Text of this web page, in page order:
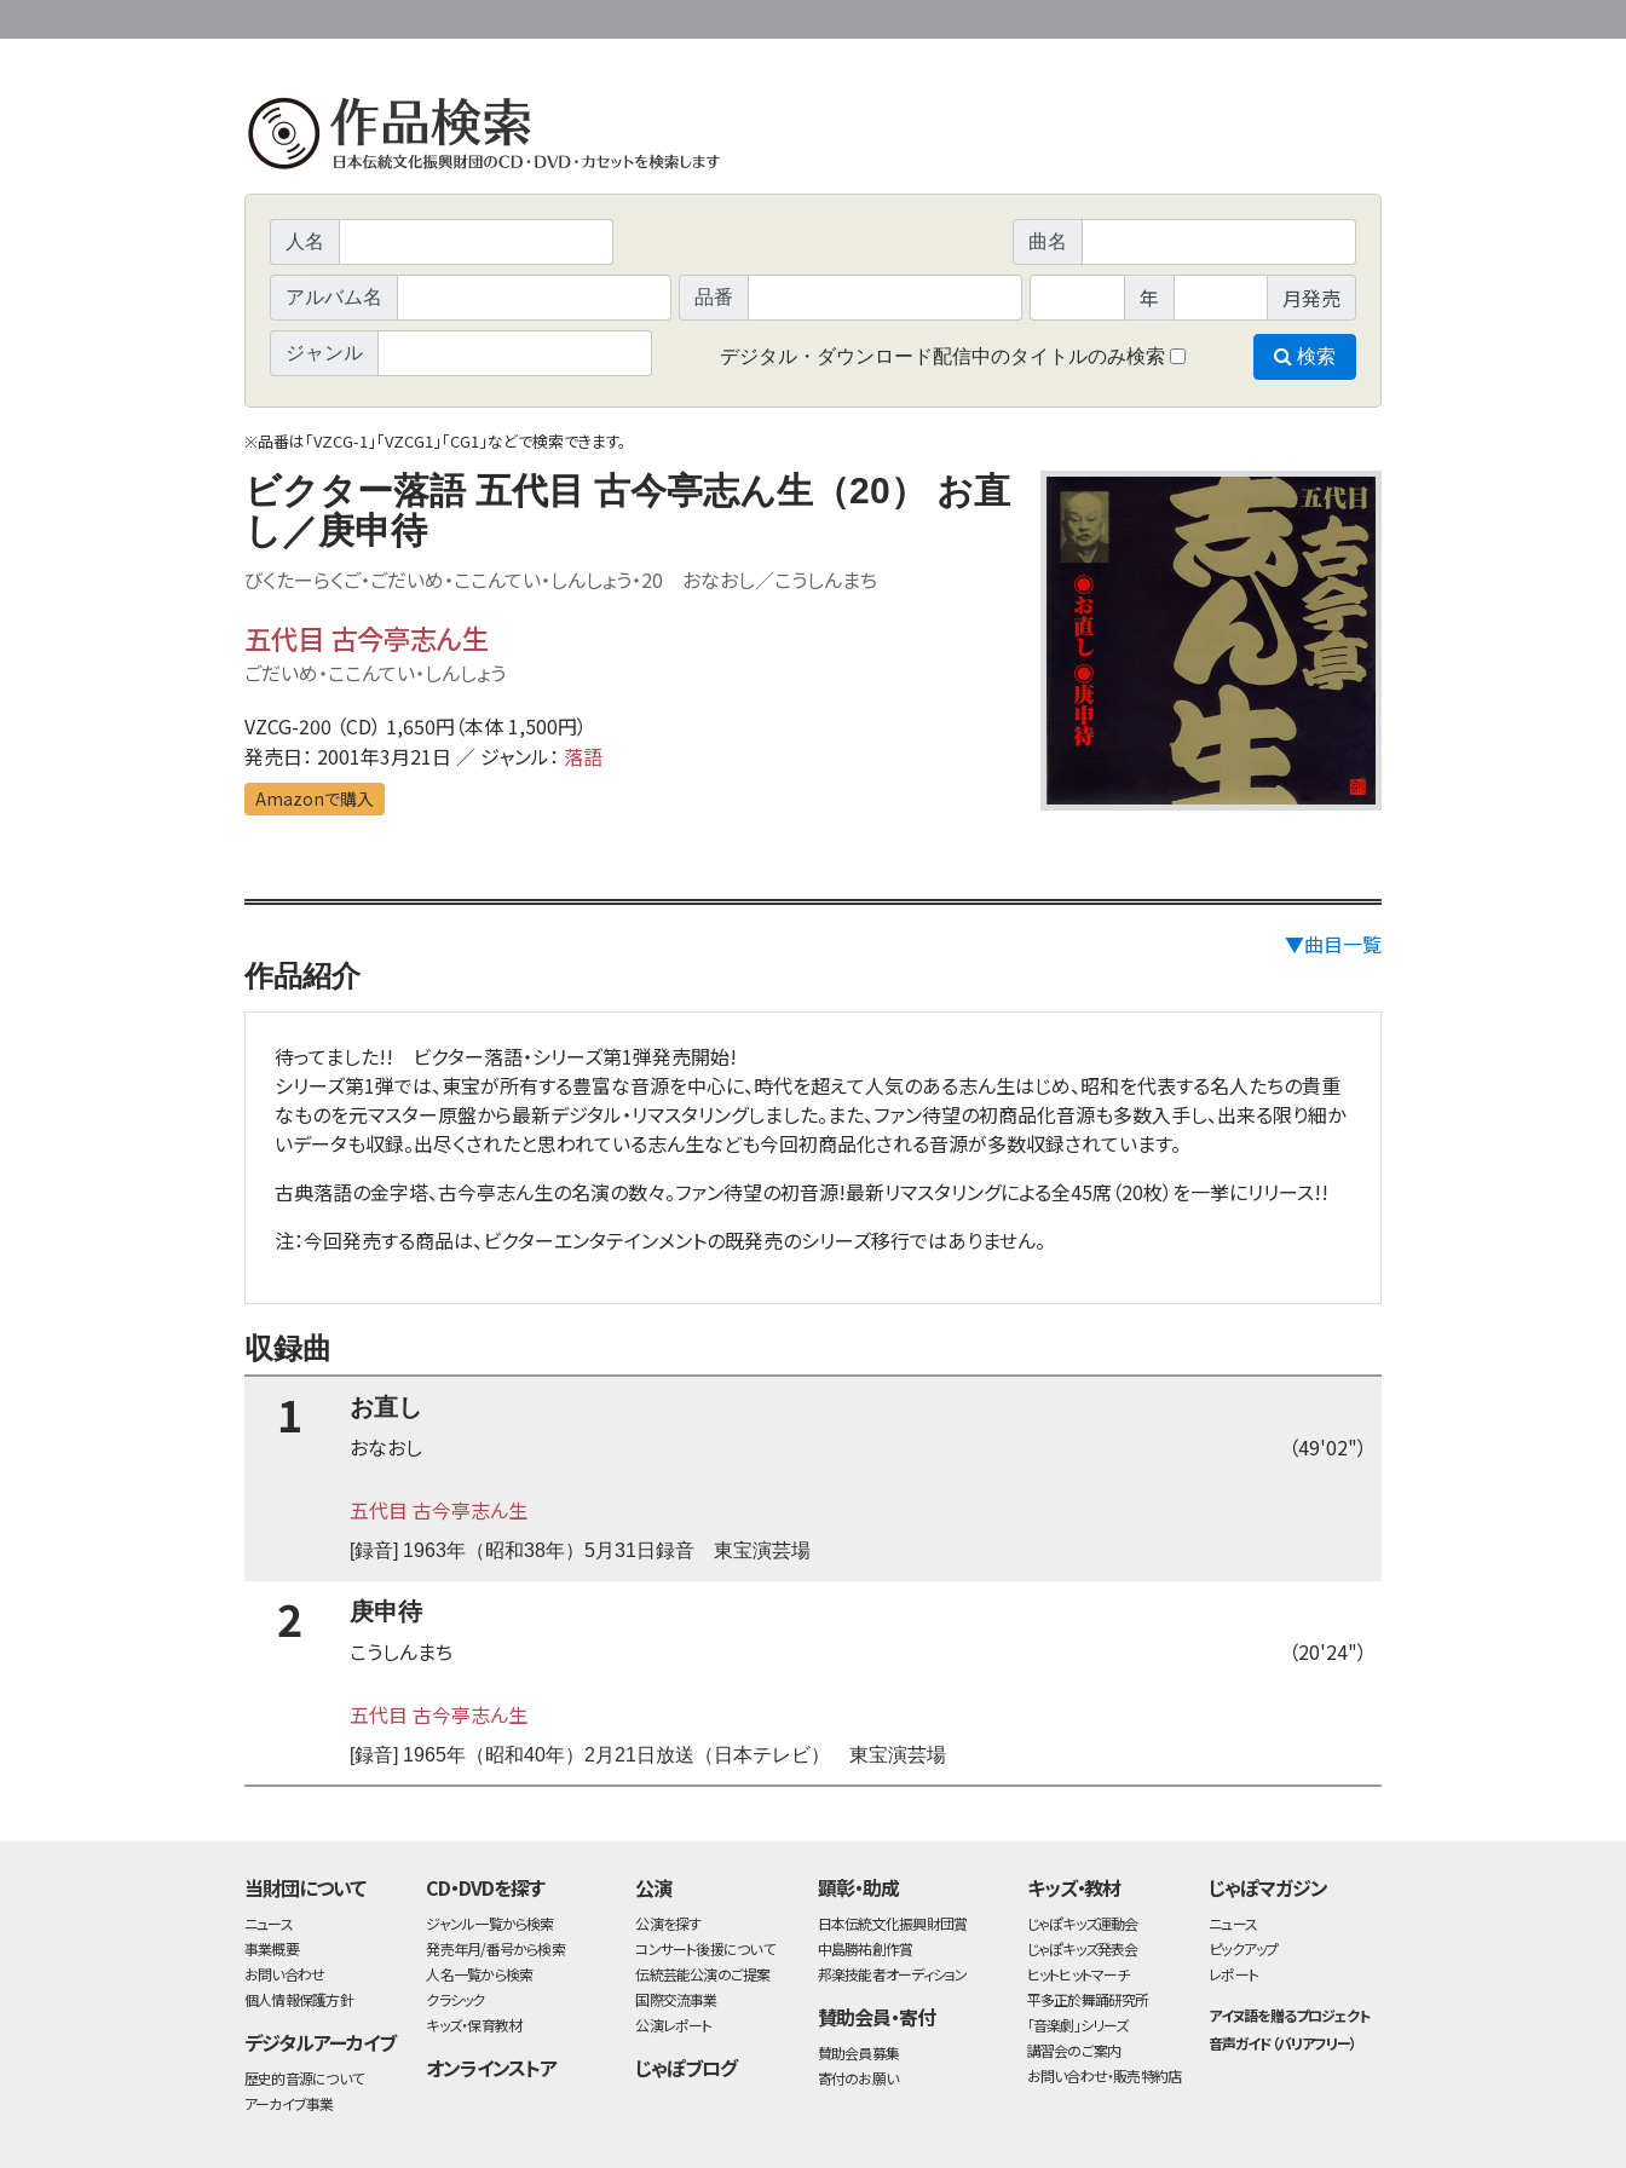
人名 曲名
アルバム名 品番 年 月発売
ジャンル デジタル・ダウンロード配信中のタイトルのみ検索 検索
※品番は「VZCG-1」「VZCG1」「CG1」などで検索できます。
ビクター落語 五代目 古今亭志ん生（20） お直
し／庚申待
びくたーらくご・ごだいめ・ここんてい・しんしょう・20 おなおし／こうしんまち
五代目 古今亭志ん生
ごだいめ・ここんてい・しんしょう
VZCG-200 （CD） 1,650円（本体 1,500円）
発売日： 2001年3月21日 ／ ジャンル： 落語
Amazonで購入
▼曲目一覧
作品紹介
待ってました!! ビクター落語・シリーズ第1弾発売開始!
シリーズ第1弾では、東宝が所有する豊富な音源を中心に、時代を超えて人気のある志ん生はじめ、昭和を代表する名人たちの貴重
なものを元マスター原盤から最新デジタル・リマスタリングしました。また、ファン待望の初商品化音源も多数入手し、出来る限り細か
いデータも収録。出尽くされたと思われている志ん生なども今回初商品化される音源が多数収録されています。
古典落語の金字塔、古今亭志ん生の名演の数々。ファン待望の初音源!最新リマスタリングによる全45席（20枚）を一挙にリリース!!
注：今回発売する商品は、ビクターエンタテインメントの既発売のシリーズ移行ではありません。
収録曲
1 お直し
（49'02"）
おなおし
五代目 古今亭志ん生
[録音] 1963年（昭和38年）5月31日録音 東宝演芸場
2 庚申待
（20'24"）
こうしんまち
五代目 古今亭志ん生
[録音] 1965年（昭和40年）2月21日放送（日本テレビ） 東宝演芸場
当財団について
ニュース
事業概要
お問い合わせ
個人情報保護方針
デジタルアーカイブ
歴史的音源について
アーカイブ事業
CD・DVDを探す
ジャンル一覧から検索
発売年月/番号から検索
人名一覧から検索
クラシック
キッズ・保育教材
オンラインストア
公演
公演を探す
コンサート後援について
伝統芸能公演のご提案
国際交流事業
公演レポート
じゃぽブログ
顕彰・助成
日本伝統文化振興財団賞
中島勝祐創作賞
邦楽技能者オーディション
賛助会員・寄付
賛助会員募集
寄付のお願い
キッズ・教材
じゃぽキッズ運動会
じゃぽキッズ発表会
ヒットヒットマーチ
平多正於舞踊研究所
「音楽劇」シリーズ
講習会のご案内
お問い合わせ・販売特約店
じゃぽマガジン
ニュース
ピックアップ
レポート
アイヌ語を贈るプロジェクト
音声ガイド（バリアフリー）